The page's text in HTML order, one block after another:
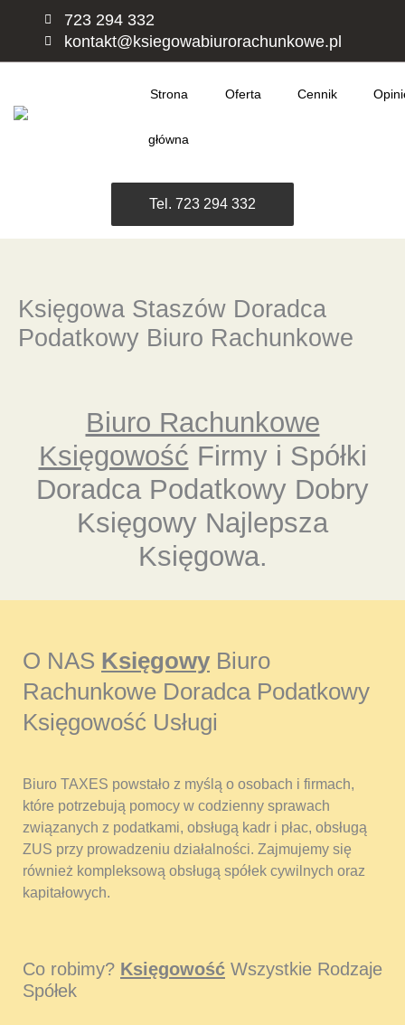
723 294 332
kontakt@ksiegowabiurorachunkowe.pl
Strona
główna
Oferta Cennik
Tel. 723 294 332
Księgowa Staszów Doradca
Podatkowy Biuro Rachunkowe
Biuro Rachunkowe
Księgowość Firmy i Spółki
Doradca Podatkowy Dobry
Księgowy Najlepsza
Księgowa.
O NAS Księgowy Biuro
Rachunkowe Doradca Podatkowy
Księgowość Usługi
Biuro TAXES powstało z myślą o osobach i firmach,
które potrzebują pomocy w codzienny sprawach
związanych z podatkami, obsługą kadr i płac, obsługą
ZUS przy prowadzeniu działalności. Zajmujemy się
również kompleksową obsługą spółek cywilnych oraz
kapitałowych.
Co robimy? Księgowość Wszystkie Rodzaje
Spółek